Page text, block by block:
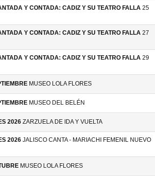
Y CONTADA: CADIZ Y SU TEATRO FALLA 25
Y CONTADA: CADIZ Y SU TEATRO FALLA 27
Y CONTADA: CADIZ Y SU TEATRO FALLA 29
MUSEO LOLA FLORES
MUSEO DEL BELÉN
2026 ZARZUELA DE IDA Y VUELTA
2026 JALISCO CANTA - MARIACHI FEMENIL NUEVO
MUSEO LOLA FLORES